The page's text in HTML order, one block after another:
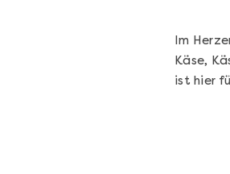
Im
Käse,
ist hier